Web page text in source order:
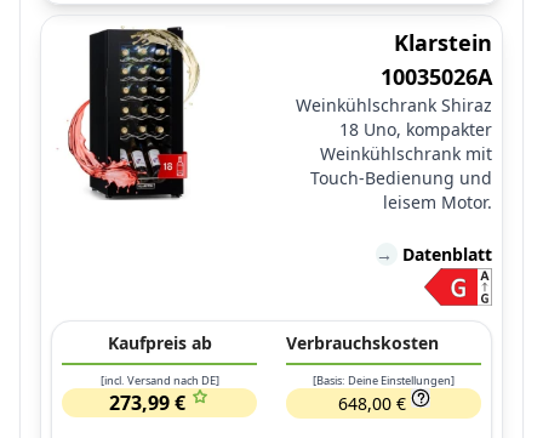
Klarstein
10035026A
Weinkühlschrank Shiraz
18 Uno, kompakter
Weinkühlschrank mit
Touch-Bedienung und
leisem Motor.
→ Datenblatt
Kaufpreis ab
[incl. Versand nach DE]
273,99 €
Verbrauchskosten
[Basis: Deine Einstellungen]
648,00 €